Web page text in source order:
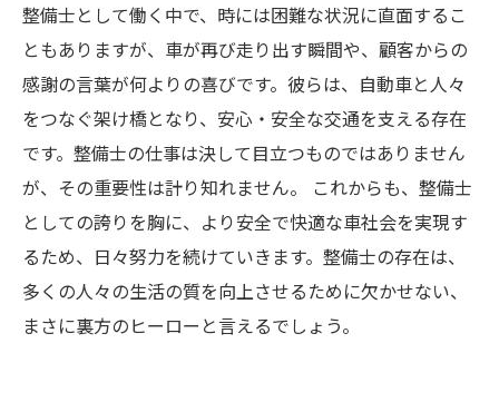
整備士として働く中で、時には困難な状況に直面するこ
ともありますが、車が再び走り出す瞬間や、顧客からの
感謝の言葉が何よりの喜びです。彼らは、自動車と人々
をつなぐ架け橋となり、安心・安全な交通を支える存在
です。整備士の仕事は決して目立つものではありません
が、その重要性は計り知れません。 これからも、整備士
としての誇りを胸に、より安全で快適な車社会を実現す
るため、日々努力を続けていきます。整備士の存在は、
多くの人々の生活の質を向上させるために欠かせない、
まさに裏方のヒーローと言えるでしょう。